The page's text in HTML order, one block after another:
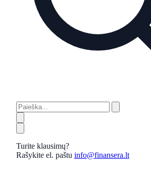
Turite klausimų?
Rašykite el. paštu info@finansera.lt